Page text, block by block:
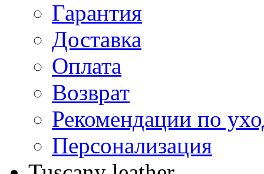
Гарантия
Доставка
Оплата
Возврат
Рекомендации по
Персонализация